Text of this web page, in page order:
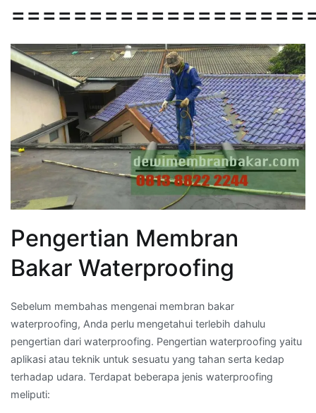
Pengertian Membran
Bakar Waterproofing
Sebelum membahas mengenai membran bakar
waterproofing, Anda perlu mengetahui terlebih dahulu
pengertian dari waterproofing. Pengertian waterproofing yaitu
aplikasi atau teknik untuk sesuatu yang tahan serta kedap
terhadap udara. Terdapat beberapa jenis waterproofing
meliputi: